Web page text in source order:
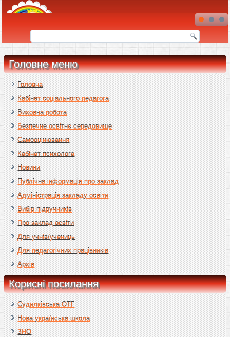
Головне меню
Головна
Кабінет соціального педагога
Виховна робота
Безпечне освітнє середовище
Самооцінювання
Кабінет психолога
Новини
Публічна інформація про заклад
Адміністрація закладу освіти
Вибір підручників
Про заклад освіти
Для учнів/учениць
Для педагогічних працівників
Архів
Корисні посилання
Судилківська ОТГ
Нова українська школа
ЗНО